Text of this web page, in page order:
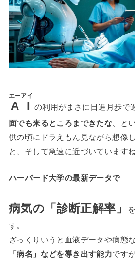
A I
エーアイ
の利用がまさに日進月歩で
面でも来るところまできたな 、と
供の頃にドラえもん見ながら想像
と、そして急速に近づいていますね
ハーバード大学の最新データで
病気の「診断正解率」
す。
ざっくりいうと血液データや病態
「病名」などを導き出す能力です